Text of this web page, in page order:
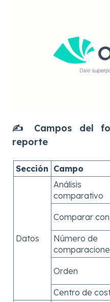
✍️ Campos del
reporte
Sección Campo
Datos
Análisis
comparativo
Comparar con
Número de
Orden
Centro de